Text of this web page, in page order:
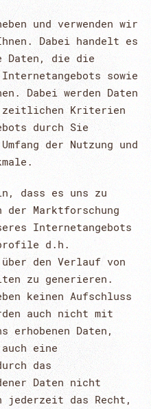
und verwenden wir
Dabei handelt es
Daten, die die
Internetangebots sowie
Dabei werden Daten
Kriterien
durch Sie
der Nutzung und
dass es uns zu
der Marktforschung
Internetangebots
d.h.
über den Verlauf von
zu generieren.
keinen Aufschluss
auch nicht mit
erhobenen Daten,
eine
das
Daten nicht
jederzeit das Recht,